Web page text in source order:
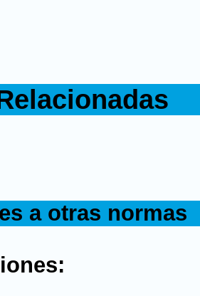
a otras normas